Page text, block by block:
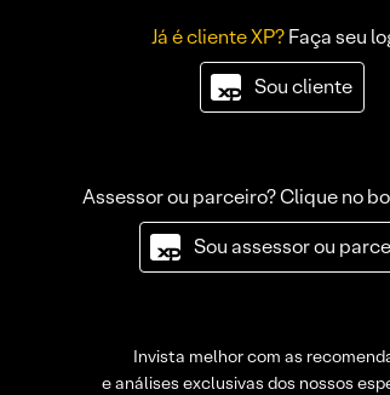
Já é cliente XP?Faça seu
Sou cliente
Assessor ou parceiro? Clique no
Sou assessor ou
Invista melhor com as
e análises exclusivas dos nossos